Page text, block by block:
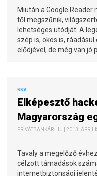
Miután a Google Reader
től megszűnik,
lehetséges utódját. A
szép is, okos is,
elődjével, de még van jó
KKV
Elképesztő
Magyarország
PRIVÁTBANKÁR.HU | 2013.
Tavaly a megelőző
célzott támadások
internetbiztonsági